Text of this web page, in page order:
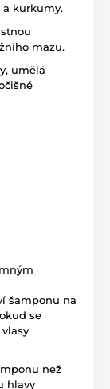
a kurkumy.
mazu.
umělá
šamponu na
se
než
hlavy